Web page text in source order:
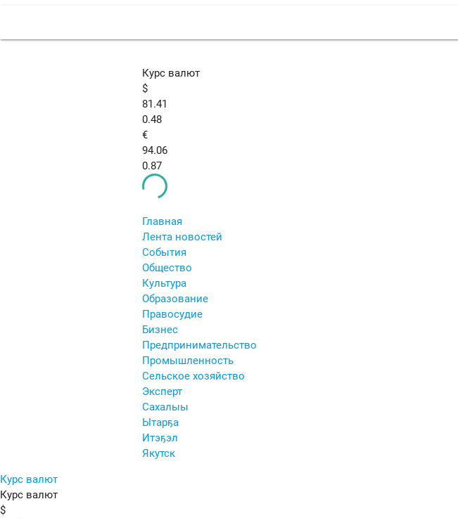
Курс валют
$
81.41
0.48
€
94.06
0.87
Главная
Лента новостей
События
Общество
Культура
Образование
Правосудие
Бизнес
Предпринимательство
Промышленность
Сельское хозяйство
Эксперт
Сахалыы
Ытарҕа
Итэҕэл
Якутск
Курс валют
Курс валют
$